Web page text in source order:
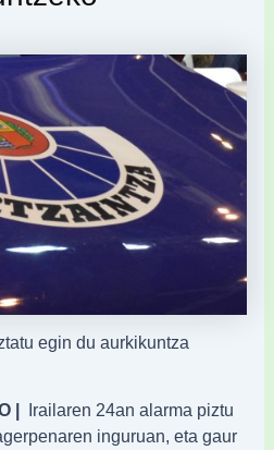
egin du aurkikuntza
| Irailaren 24an alarma piztu
inguruan, eta gaur